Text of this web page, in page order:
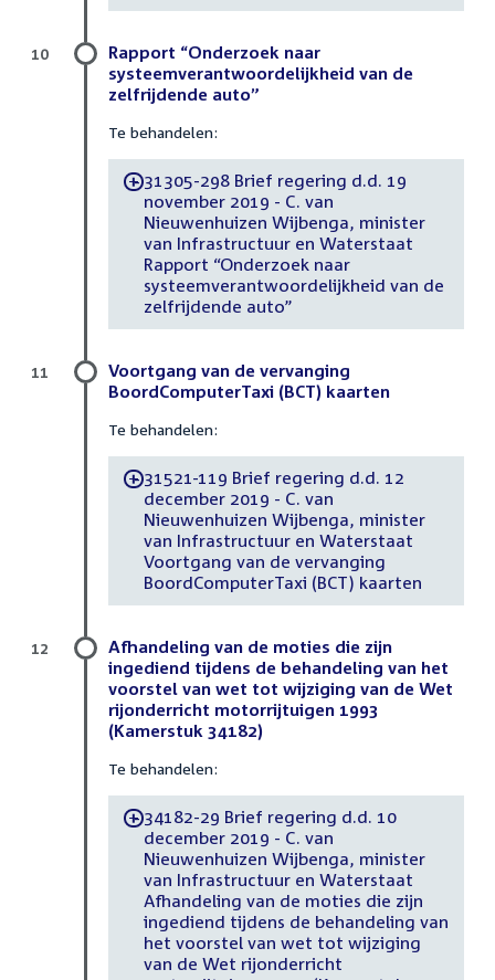
Rapport “Onderzoek naar
systeemverantwoordelijkheid van de
zelfrijdende auto”
Te behandelen:
-31305-298 Brief regering d.d. 19
november 2019 - C. van
Nieuwenhuizen Wijbenga, minister
van Infrastructuur en Waterstaat
Rapport “Onderzoek naar
systeemverantwoordelijkheid van de
zelfrijdende auto”
10
Voortgang van de vervanging
BoordComputerTaxi (BCT) kaarten
Te behandelen:
-31521-119 Brief regering d.d. 12
december 2019 - C. van
Nieuwenhuizen Wijbenga, minister
van Infrastructuur en Waterstaat
Voortgang van de vervanging
BoordComputerTaxi (BCT) kaarten
11
Afhandeling van de moties die zijn
ingediend tijdens de behandeling van het
voorstel van wet tot wijziging van de Wet
rijonderricht motorrijtuigen 1993
(Kamerstuk 34182)
Te behandelen:
-34182-29 Brief regering d.d. 10
december 2019 - C. van
Nieuwenhuizen Wijbenga, minister
van Infrastructuur en Waterstaat
Afhandeling van de moties die zijn
ingediend tijdens de behandeling van
het voorstel van wet tot wijziging
van de Wet rijonderricht
12